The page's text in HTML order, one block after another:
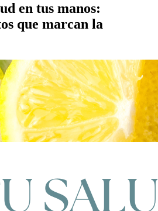
en tus manos:
que marcan la